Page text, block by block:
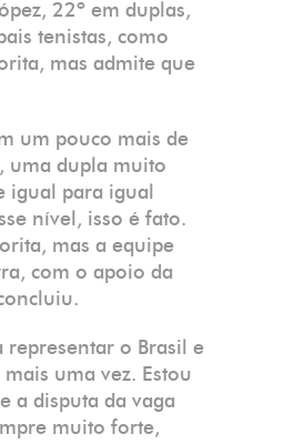
22º em duplas,
tenistas, como
mas admite que
um pouco mais de
uma dupla muito
igual para igual
nível, isso é fato.
mas a equipe
com o apoio da
o Brasil e
uma vez. Estou
a disputa da vaga
muito forte,